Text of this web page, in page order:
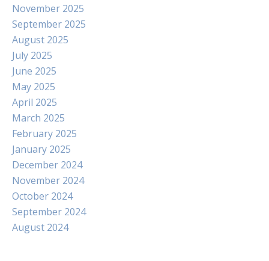
November 2025
September 2025
August 2025
July 2025
June 2025
May 2025
April 2025
March 2025
February 2025
January 2025
December 2024
November 2024
October 2024
September 2024
August 2024